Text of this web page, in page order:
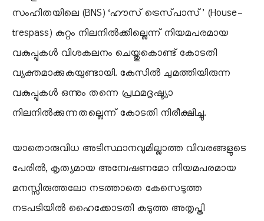
സംഹിതയിലെ (BNS) ‘ഹൗസ് ട്രെസ്‌പാസ്’ (House-
trespass) കുറ്റം നിലനിൽക്കില്ലെന്ന് നിയമപരമായ
വകുപ്പുകൾ വിശകലനം ചെയ്തുകൊണ്ട് കോടതി
വ്യക്തമാക്കുകയുണ്ടായി. കേസിൽ ചുമത്തിയിരുന്ന
വകുപ്പുകൾ ഒന്നും തന്നെ പ്രഥമദൃഷ്ട്യാ
നിലനിൽക്കുന്നതല്ലെന്ന് കോടതി നിരീക്ഷിച്ചു.
​യാതൊരുവിധ അടിസ്ഥാനവുമില്ലാത്ത വിവരങ്ങളുടെ
പേരിൽ, കൃത്യമായ അന്വേഷണമോ നിയമപരമായ
മനസ്സിരുത്തലോ നടത്താതെ കേസെടുത്ത
നടപടിയിൽ ഹൈക്കോടതി കടുത്ത അതൃപ്തി